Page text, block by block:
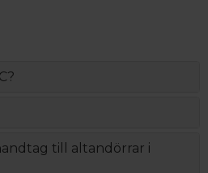
till altandörrar i